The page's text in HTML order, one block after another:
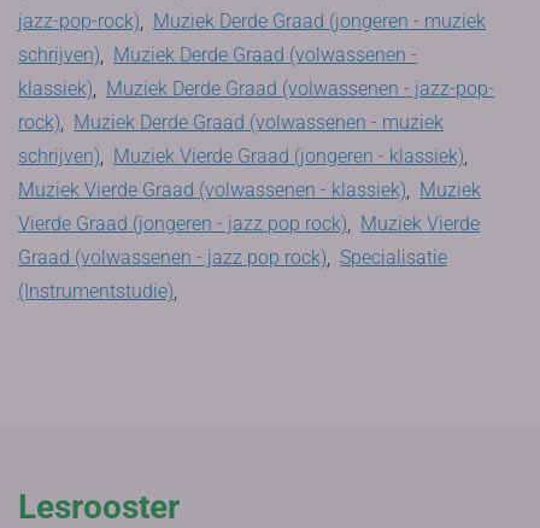
jazz-pop-rock), Muziek Derde Graad (jongeren - muziek
schrijven), Muziek Derde Graad (volwassenen -
klassiek), Muziek Derde Graad (volwassenen - jazz-pop-
rock), Muziek Derde Graad (volwassenen - muziek
schrijven), Muziek Vierde Graad (jongeren - klassiek),
Muziek Vierde Graad (volwassenen - klassiek), Muziek
Vierde Graad (jongeren - jazz pop rock), Muziek Vierde
Graad (volwassenen - jazz pop rock), Specialisatie
(Instrumentstudie),
Lesrooster